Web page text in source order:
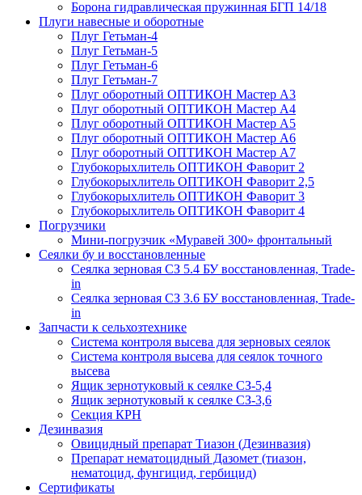
Борона гидравлическая пружинная БГП 14/18
Плуги навесные и оборотные
Плуг Гетьман-4
Плуг Гетьман-5
Плуг Гетьман-6
Плуг Гетьман-7
Плуг оборотный ОПТИКОН Мастер А3
Плуг оборотный ОПТИКОН Мастер А4
Плуг оборотный ОПТИКОН Мастер А5
Плуг оборотный ОПТИКОН Мастер А6
Плуг оборотный ОПТИКОН Мастер А7
Глубокорыхлитель ОПТИКОН Фаворит 2
Глубокорыхлитель ОПТИКОН Фаворит 2,5
Глубокорыхлитель ОПТИКОН Фаворит 3
Глубокорыхлитель ОПТИКОН Фаворит 4
Погрузчики
Мини-погрузчик «Муравей 300» фронтальный
Сеялки бу и восстановленные
Сеялка зерновая СЗ 5.4 БУ восстановленная, Trade-
in
Сеялка зерновая СЗ 3.6 БУ восстановленная, Trade-
in
Запчасти к сельхозтехнике
Система контроля высева для зерновых сеялок
Система контроля высева для сеялок точного
высева
Ящик зернотуковый к сеялке СЗ-5,4
Ящик зернотуковый к сеялке СЗ-3,6
Секция КРН
Дезинвазия
Овицидный препарат Тиазон (Дезинвазия)
Препарат нематоцидный Дазомет (тиазон,
нематоцид, фунгицид, гербицид)
Сертификаты